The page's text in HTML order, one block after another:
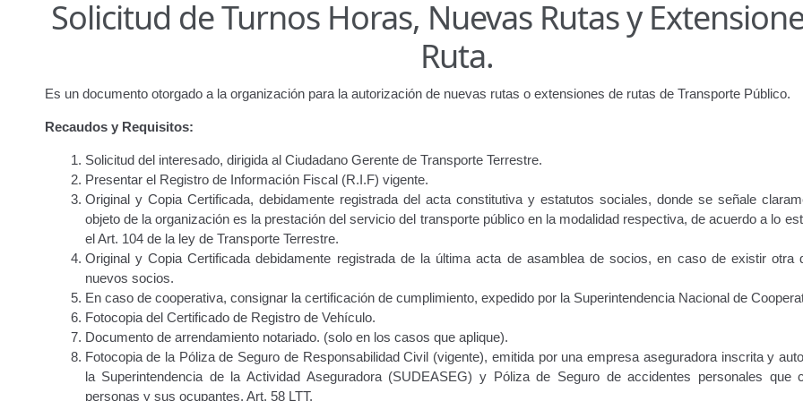
Junta Directiva Junta Directiva Old Licencia para Conducir Licencia para Conducir – Servicio Frecuente Llamado a
Otorgamiento de autorización para publicidad en vehículos.
Otorgamiento de la Certificación de Prestación de Servicio (CPS) de Transporte Público de Personas (RUTAS SUB
Registro Original de Licencia para Conducir Cuarto Grado (4°).
Registro Original de Licencia para Conducir Segundo Grado (2°) – (Mayores de 16 años). Registro Original de Licencia
Registro Original de Licencia para Conducir Tercer Grado (3°) – (Mayores de 16 y menores de 18 años).
Registro Original Particulares, Carga, Motocicletas, Taxi, Transporte Público y Privado de Personas – Servicio Frecuente
Tarifa por Concepto de Guarda y Custodia de Vehículos en Estacionamiento Trabajos en la Vía Pública Transporte de
Solicitud de Turnos Horas, Nuevas Rutas y
Ruta.
Es un documento otorgado a la organización para la autorización de nuevas rutas o extensiones de rutas de Transporte Público.
Recaudos y Requisitos:
Solicitud del interesado, dirigida al Ciudadano Gerente de Transporte Terrestre.
Presentar el Registro de Información Fiscal (R.I.F) vigente.
Original y Copia Certificada, debidamente registrada del acta constitutiva y estatutos sociales, donde se señale
objeto de la organización es la prestación del servicio del transporte público en la modalidad respectiva, de acuerdo a lo
el Art. 104 de la ley de Transporte Terrestre.
Original y Copia Certificada debidamente registrada de la última acta de asamblea de socios, en caso de existir otra
nuevos socios.
En caso de cooperativa, consignar la certificación de cumplimiento, expedido por la Superintendencia Nacional de
Fotocopia del Certificado de Registro de Vehículo.
Documento de arrendamiento notariado. (solo en los casos que aplique).
Fotocopia de la Póliza de Seguro de Responsabilidad Civil (vigente), emitida por una empresa aseguradora inscrita y
la Superintendencia de la Actividad Aseguradora (SUDEASEG) y Póliza de Seguro de accidentes personales que
personas y sus ocupantes. Art. 58 LTT.